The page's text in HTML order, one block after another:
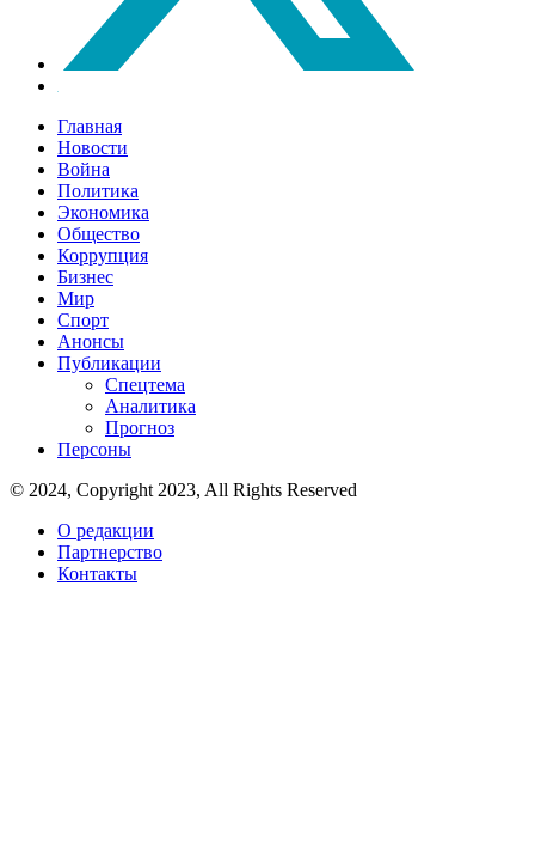
Главная
Новости
Война
Политика
Экономика
Общество
Коррупция
Бизнес
Мир
Спорт
Анонсы
Публикации
Спецтема
Аналитика
Прогноз
Персоны
© 2024, Copyright 2023, All Rights Reserved
О редакции
Партнерство
Контакты